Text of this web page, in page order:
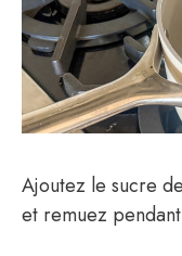
Ajoutez le sucre
et remuez